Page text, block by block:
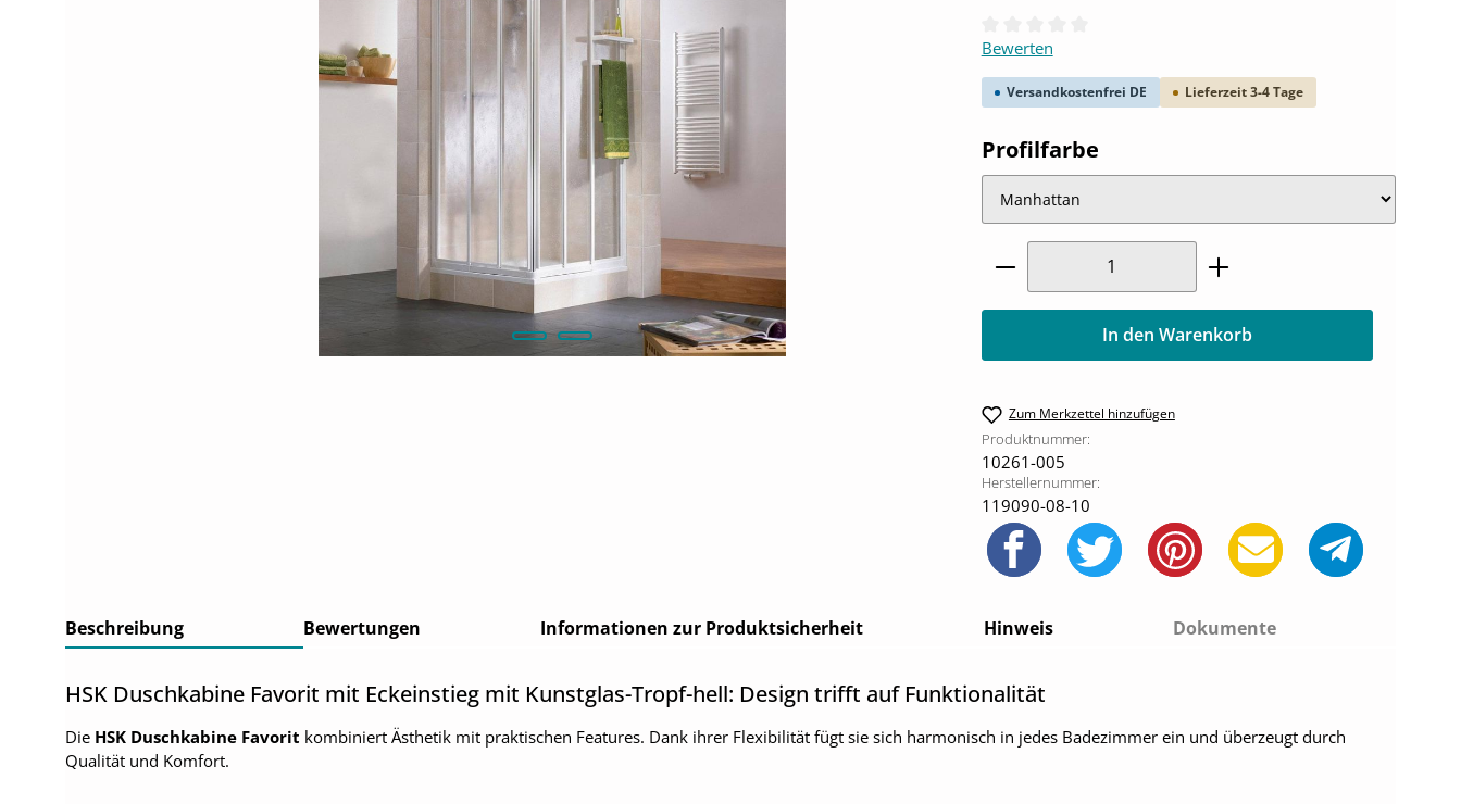
Durchschnittliche Bewertung von 0 von 5 Sternen
Bewerten
Versandkostenfrei DE Lieferzeit 3-4 Tage
Profilfarbeauswählen
Produkt Anzahl: Gib den
In den Warenkorb
Zum Merkzettel hinzufügen
Produktnummer:
10261-005
Herstellernummer:
119090-08-10
Beschreibung Bewertungen Informationen zur Produktsicherheit Hinweis Dokumente
HSK Duschkabine Favorit mit Eckeinstieg mit Kunstglas-Tropf-hell: Design trifft auf Funktionalität
Die HSK Duschkabine Favorit kombiniert Ästhetik mit praktischen Features. Dank ihrer Flexibilität fügt sie sich harmonisch in jedes Badezimmer ein und überzeugt durch
Qualität und Komfort.